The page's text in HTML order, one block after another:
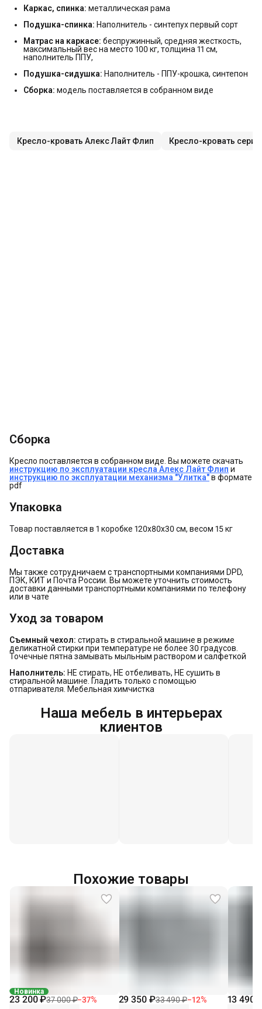
Каркас, спинка: металлическая рама
Подушка-спинка: Наполнитель - синтепух первый сорт
Матрас на каркасе: беспружинный, средняя жесткость,
максимальный вес на место 100 кг, толщина 11 см,
наполнитель ППУ,
Подушка-сидушка: Наполнитель - ППУ-крошка, синтепон
Сборка: модель поставляется в собранном виде
Кресло-кровать Алекс Лайт Флип Кресло-кровать
Сборка
Кресло поставляется в собранном виде. Вы можете скачать
инструкцию по эксплуатации кресла Алекс Лайт Флип и
инструкцию по эксплуатации механизма "Улитка"в формате
pdf
Упаковка
Товар поставляется в 1 коробке 120х80х30 см, весом 15 кг
Доставка
Мы также сотрудничаем с транспортными компаниями DPD,
ПЭК, КИТ и Почта России. Вы можете уточнить стоимость
доставки данными транспортными компаниями по телефону
или в чате
Уход за товаром
Съемный чехол: стирать в стиральной машине в режиме
деликатной стирки при температуре не более 30 градусов.
Точечные пятна замывать мыльным раствором и салфеткой
Наполнитель: НЕ стирать, НЕ отбеливать, НЕ сушить в
стиральной машине. Гладить только с помощью
отпаривателя. Мебельная химчистка
Наша мебель в интерьерах
клиентов
Похожие товары
Новинка
23 200 ₽37 000 ₽−37% 29 350 ₽33 490 ₽−12% 13 490